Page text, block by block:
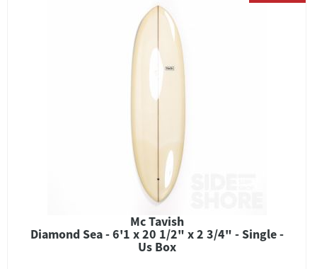
Mc Tavish
Diamond Sea - 6'1 x 20 1/2" x 2 3/4" - Single -
Us Box